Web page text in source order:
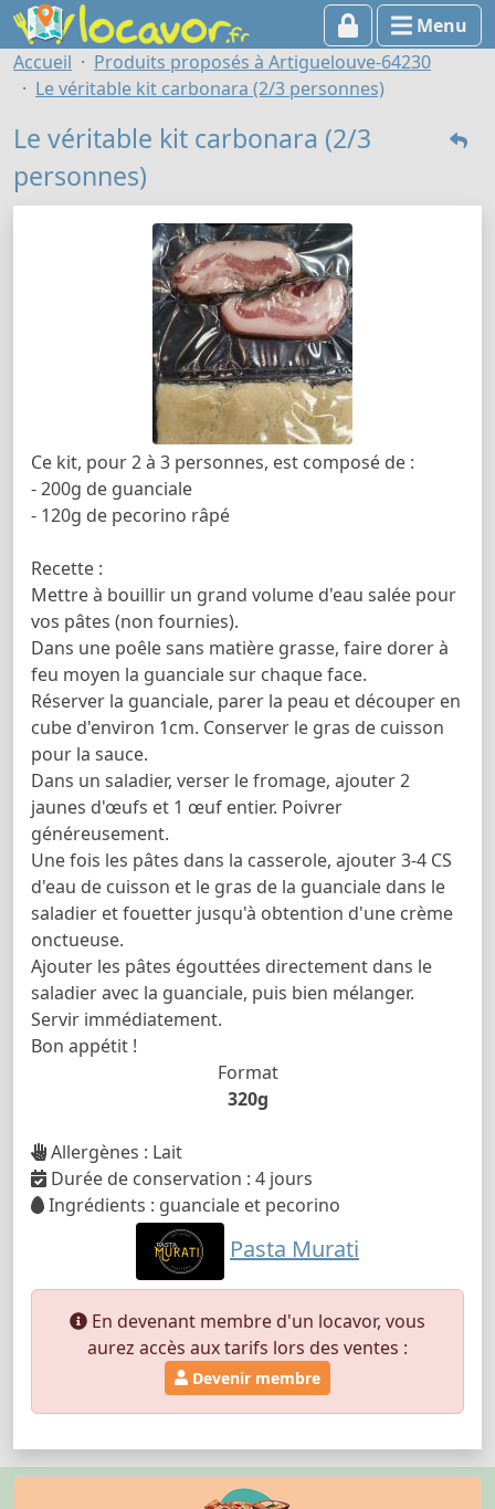
Menu
Accueil
Produits proposés à Artiguelouve-64230
Le véritable kit carbonara (2/3 personnes)
Le véritable kit carbonara (2/3
personnes)
Ce kit, pour 2 à 3 personnes, est composé de :
- 200g de guanciale
- 120g de pecorino râpé
Recette :
Mettre à bouillir un grand volume d'eau salée pour
vos pâtes (non fournies).
Dans une poêle sans matière grasse, faire dorer à
feu moyen la guanciale sur chaque face.
Réserver la guanciale, parer la peau et découper en
cube d'environ 1cm. Conserver le gras de cuisson
pour la sauce.
Dans un saladier, verser le fromage, ajouter 2
jaunes d'œufs et 1 œuf entier. Poivrer
généreusement.
Une fois les pâtes dans la casserole, ajouter 3-4 CS
d'eau de cuisson et le gras de la guanciale dans le
saladier et fouetter jusqu'à obtention d'une crème
onctueuse.
Ajouter les pâtes égouttées directement dans le
saladier avec la guanciale, puis bien mélanger.
Servir immédiatement.
Bon appétit !
Format
320g
Allergènes : Lait
Durée de conservation : 4 jours
Ingrédients : guanciale et pecorino
Pasta Murati
En devenant membre d'un locavor, vous
aurez accès aux tarifs lors des ventes :
Devenir membre